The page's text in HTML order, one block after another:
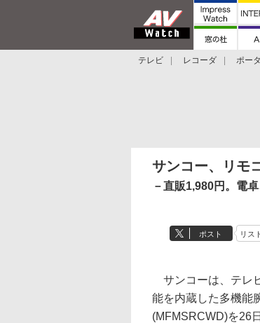
テレビ レコーダ ポー
サンコー、リモ
－直販1,980円。電
ポスト リス
サンコーは、テレ
能を内蔵した多機能
(MFMSRCWD)を26